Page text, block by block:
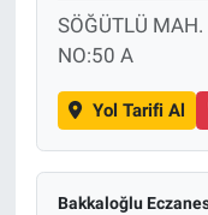
SÖĞÜTLÜ
NO:50 A
Yol Tarifi Al
Bakkaloğlu